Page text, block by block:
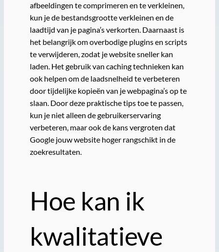
afbeeldingen te comprimeren en te verkleinen,
kun je de bestandsgrootte verkleinen en de
laadtijd van je pagina’s verkorten. Daarnaast is
het belangrijk om overbodige plugins en scripts
te verwijderen, zodat je website sneller kan
laden. Het gebruik van caching technieken kan
ook helpen om de laadsnelheid te verbeteren
door tijdelijke kopieën van je webpagina’s op te
slaan. Door deze praktische tips toe te passen,
kun je niet alleen de gebruikerservaring
verbeteren, maar ook de kans vergroten dat
Google jouw website hoger rangschikt in de
zoekresultaten.
Hoe kan ik
kwalitatieve